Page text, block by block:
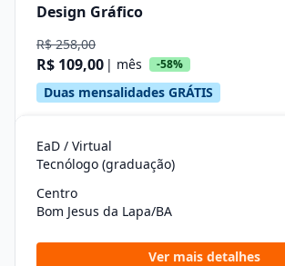
Design Gráfico
R$ 258,00
R$ 109,00 | mês -58%
Duas mensalidades GRÁTIS
EaD / Virtual
Tecnólogo (graduação)
Centro
Bom Jesus da Lapa/BA
Ver mais detalhes